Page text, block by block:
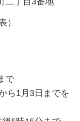
）
で
ら1月3日までを